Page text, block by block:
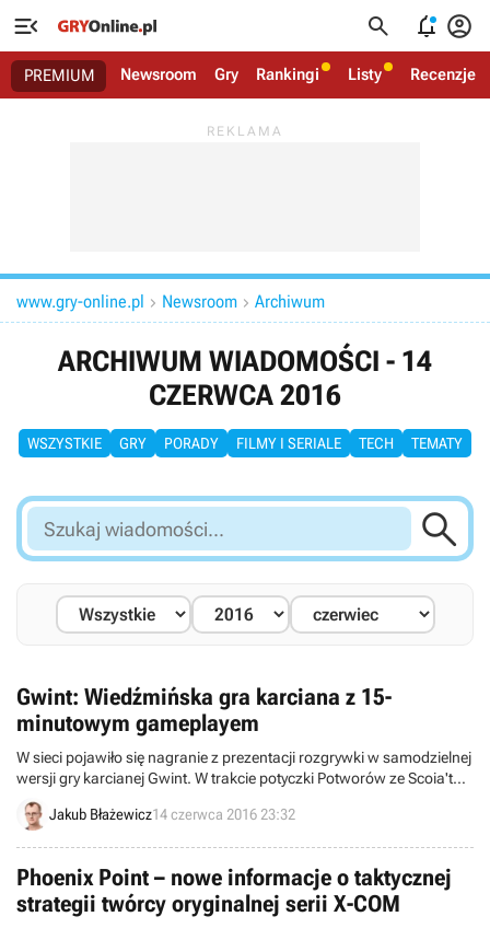
   
PREMIUM Newsroom Gry Rankingi Listy Recenzje
www.gry-online.pl  Newsroom  Archiwum
ARCHIWUM WIADOMOŚCI - 14
CZERWCA 2016
WSZYSTKIE GRY PORADY FILMY I SERIALE TECH TEMATY
Szukaj
wiadomości...

Gwint: Wiedźmińska gra karciana z 15-
minutowym gameplayem
W sieci pojawiło się nagranie z prezentacji rozgrywki w samodzielnej
wersji gry karcianej Gwint. W trakcie potyczki Potworów ze Scoia'tael
Damien Monnier ujawnił też kilka dodatkowych detali na temat tej
świeżo zapowiedzianej produkcji.
Jakub Błażewicz14 czerwca 2016 23:32
Phoenix Point – nowe informacje o taktycznej
strategii twórcy oryginalnej serii X-COM